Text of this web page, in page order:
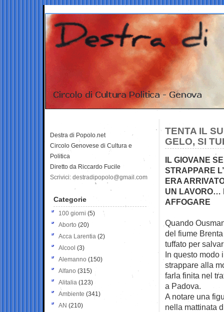
TENTA IL
GELO, SI
IL GIOVANE
STRAPPARE
ERA
UN LAVORO…
AFFOGARE
Quando
del fiume
tuffato per
In questo modo
strappare alla
farla finita nel
a Padova.
A notare una
nella mattinata
Destra di Popolo.net
Circolo Genovese di Cultura e
Politica
Diretto da Riccardo Fucile
Scrivici: destradipopolo@gmail.com
Categorie
100 giorni (5)
Aborto (20)
Acca Larentia (2)
Alcool (3)
Alemanno (150)
Alfano (315)
Alitalia (123)
Ambiente (341)
AN (210)